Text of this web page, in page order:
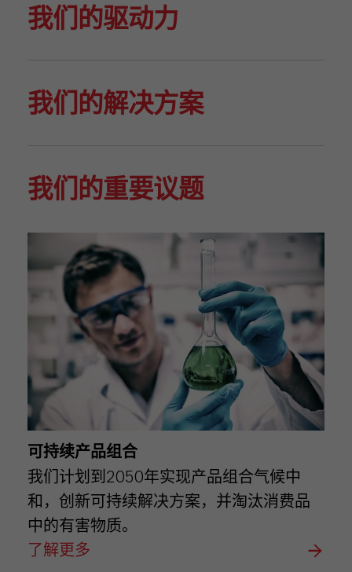
我们的驱动力
我们的解决方案
我们的重要议题
可持续产品组合
我们计划到2050年实现产品组合气候中
和，创新可持续解决方案，并淘汰消费品
中的有害物质。
了解更多